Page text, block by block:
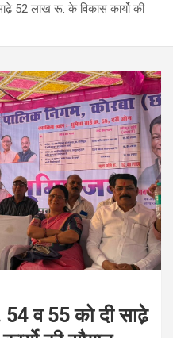
52 लाख रू. के विकास कार्यो की
54 व 55 को दी साढे़